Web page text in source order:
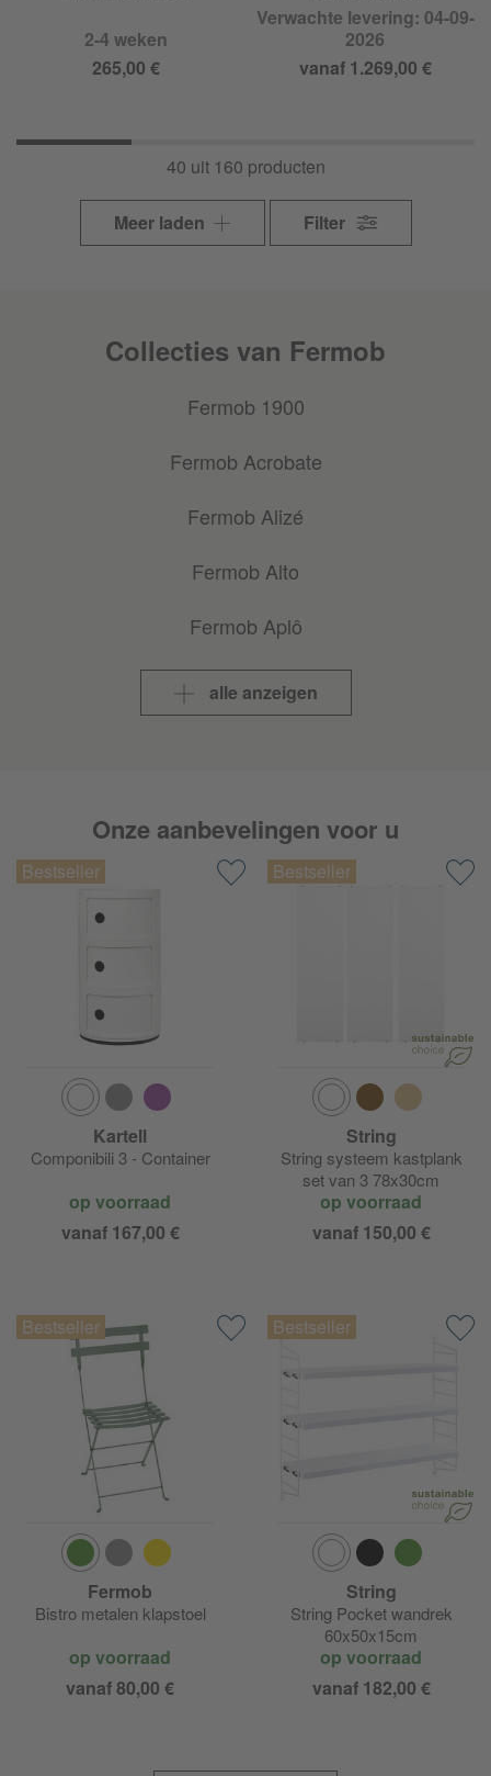
2-4 weken
265,00 €
Verwachte levering: 04-09-
2026
vanaf 1.269,00 €
40 uit 160 producten
Meer laden Filter
Collecties van Fermob
Fermob 1900
Fermob Acrobate
Fermob Alizé
Fermob Alto
Fermob Aplô
Fermob Balad
Fermob Bistro
Fermob Color Mix
Fermob Costa
Fermob Croisette
Fermob Evasion
Fermob Kintbury
Fermob Lorette
Fermob Louisiane
alle anzeigen
Onze aanbevelingen voor u
Kartell
Componibili 3 - Container
op voorraad
vanaf 167,00 €
String
String systeem kastplank
set van 3 78x30cm
op voorraad
vanaf 150,00 €
Fermob
Bistro metalen klapstoel
op voorraad
vanaf 80,00 €
String
String Pocket wandrek
60x50x15cm
op voorraad
vanaf 182,00 €